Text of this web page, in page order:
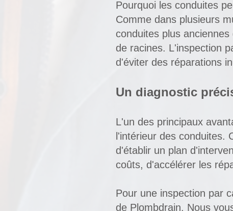
Pourquoi les conduites
Comme dans plusieurs
conduites plus
de racines. L'inspection
d'éviter des réparations
Un diagnostic
L'un des principaux
l'intérieur des conduites.
d'établir un plan
coûts, d'accélérer les
Pour une inspection par
de Plombdrain. Nous